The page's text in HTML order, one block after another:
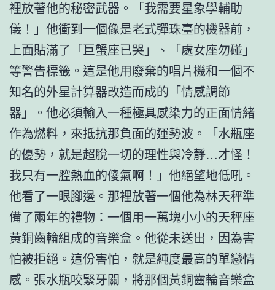
裡放著他的秘密武器。「我需要星象學輔助
儀！」他衝到一個像是老式彈珠臺的機器前，
上面貼滿了「巨蟹座已哭」、「處女座勿碰」
等警告標籤。這是他用廢棄的唱片機和一個不
知名的外星計算器改造而成的「情感調節
器」。他必須輸入一種極具感染力的正面情緒
作為燃料，來抵抗那負面的運勢波。「水瓶座
的優勢，就是超脫一切的理性與冷靜…才怪！
我只有一腔熱血的傻氣啊！」他絕望地低吼。
他看了一眼腳邊。那裡放著一個他為林天秤準
備了兩年的禮物：一個用一萬塊小小的天秤座
黃銅齒輪組成的音樂盒。他從未送出，因為害
怕被拒絕。這份害怕，就是純度最高的單戀情
感。張水瓶咬緊牙關，將那個黃銅齒輪音樂盒